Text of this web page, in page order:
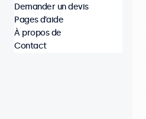
Demander un devis
Pages d’aide
À propos de
Contact